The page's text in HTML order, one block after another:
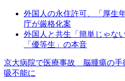
外国人の永住許可、「厚生
庁が厳格化案
外国人と共生「簡単じゃな
「優等生」の本音
京大病院で医療事故 脳腫瘍の手
吸不能に